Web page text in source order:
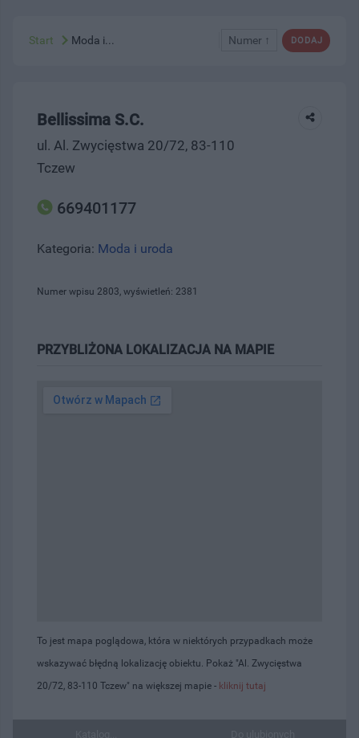
DODAJ
Numer ↑
Start Moda i...
Bellissima S.C.
ul. Al. Zwycięstwa 20/72, 83-110
Tczew
669401177
Kategoria: Moda i uroda
Numer wpisu 2803, wyświetleń: 2381
PRZYBLIŻONA LOKALIZACJA NA MAPIE
To jest mapa poglądowa, która w niektórych przypadkach może
wskazywać błędną lokalizację obiektu. Pokaż "Al. Zwycięstwa
20/72, 83-110 Tczew" na większej mapie - kliknij tutaj